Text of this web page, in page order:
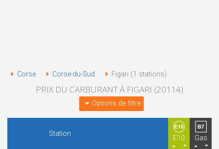
Corse Corse-du-Sud Figari (1 stations)
PRIX DU CARBURANT À FIGARI (20114)
Options de filtre
Station
E10 Gas